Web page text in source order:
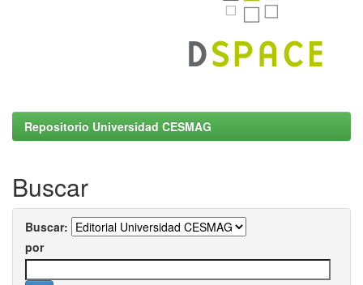
Repositorio Universidad CESMAG
Buscar
Buscar:
por